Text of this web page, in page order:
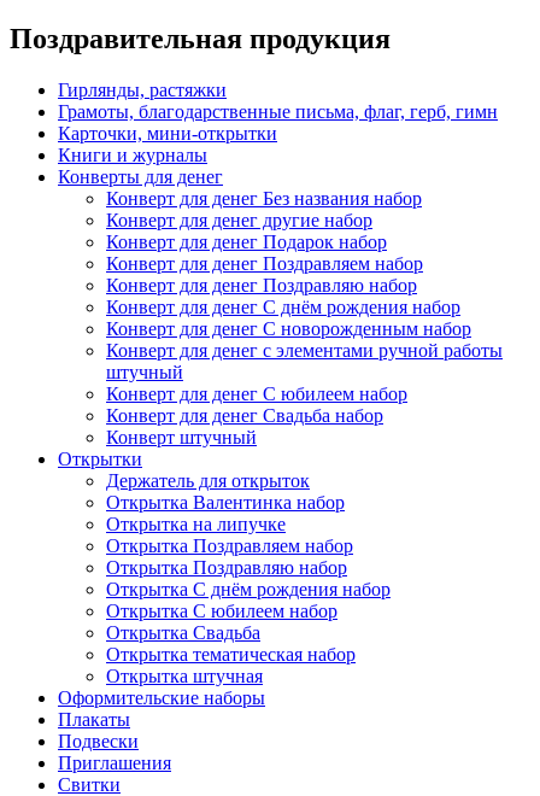
Поздравительная продукция
Гирлянды, растяжки
Грамоты, благодарственные письма, флаг, герб, гимн
Карточки, мини-открытки
Книги и журналы
Конверты для денег
Конверт для денег Без названия набор
Конверт для денег другие набор
Конверт для денег Подарок набор
Конверт для денег Поздравляем набор
Конверт для денег Поздравляю набор
Конверт для денег С днём рождения набор
Конверт для денег С новорожденным набор
Конверт для денег с элементами ручной работы
штучный
Конверт для денег С юбилеем набор
Конверт для денег Свадьба набор
Конверт штучный
Открытки
Держатель для открыток
Открытка Валентинка набор
Открытка на липучке
Открытка Поздравляем набор
Открытка Поздравляю набор
Открытка С днём рождения набор
Открытка С юбилеем набор
Открытка Свадьба
Открытка тематическая набор
Открытка штучная
Оформительские наборы
Плакаты
Подвески
Приглашения
Свитки